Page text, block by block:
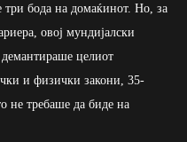
три бода на домаќинот. Но, за
овој мундијалски
целиот
и физички закони, 35-
не требаше да биде на